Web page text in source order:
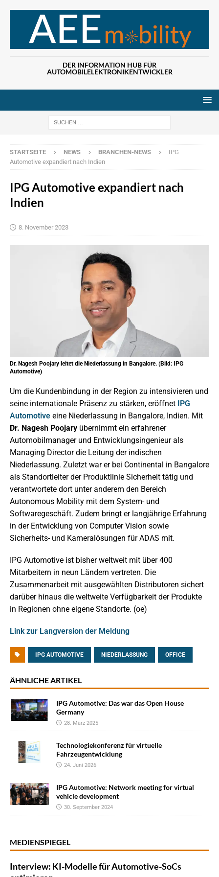
DER INFORMATION HUB FÜR
AUTOMOBILELEKTRONIKENTWICKLER
STARTSEITE NEWS BRANCHEN-NEWS
IPG
Automotive expandiert nach Indien
IPG Automotive expandiert nach
Indien
8. November 2023
Dr. Nagesh Poojary leitet die Niederlassung in Bangalore. (Bild: IPG
Automotive)
Um die Kundenbindung in der Region zu intensivieren und
seine internationale Präsenz zu stärken, eröffnet
IPG
Automotive eine Niederlassung in Bangalore, Indien. Mit
Dr. Nagesh Poojary übernimmt ein erfahrener
Automobilmanager und Entwicklungsingenieur als
Managing Director die Leitung der indischen
Niederlassung. Zuletzt war er bei Continental in Bangalore
als Standortleiter der Produktlinie Sicherheit tätig und
verantwortete dort unter anderem den Bereich
Autonomous Mobility mit dem System- und
Softwaregeschäft. Zudem bringt er langjährige Erfahrung
in der Entwicklung von Computer Vision sowie
Sicherheits- und Kameralösungen für ADAS mit.
IPG Automotive ist bisher weltweit mit über 400
Mitarbeitern in neun Ländern vertreten. Die
Zusammenarbeit mit ausgewählten Distributoren sichert
darüber hinaus die weltweite Verfügbarkeit der Produkte
in Regionen ohne eigene Standorte. (oe)
Link zur Langversion der Meldung
IPG AUTOMOTIVE NIEDERLASSUNG OFFICE
ÄHNLICHE ARTIKEL
IPG Automotive: Das war das Open House
Germany
28. März 2025
Technologiekonferenz für virtuelle
Fahrzeugentwicklung
24. Juni 2026
IPG Automotive: Network meeting for virtual
vehicle development
30. September 2024
MEDIENSPIEGEL
Interview: KI-Modelle für Automotive-SoCs